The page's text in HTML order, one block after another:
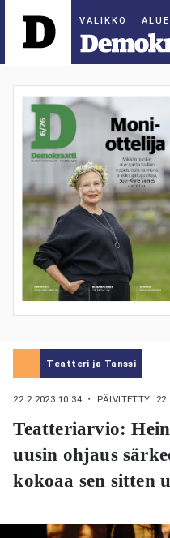
Teatteri ja Tanssi
22.2.2023 10:34 ・ PÄIVITETTY:
Teatteriarvio:
uusin ohjaus
kokoaa sen sitten